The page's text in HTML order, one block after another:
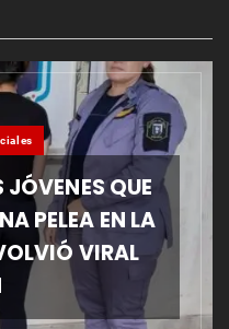
QUE
PELEA EN LA
VIRAL